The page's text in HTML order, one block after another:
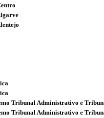
Tribunal Administrativo e
Tribunal Administrativo e